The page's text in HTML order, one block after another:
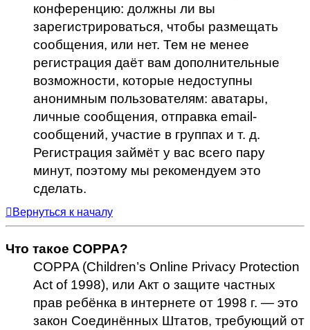
конференцию: должны ли вы
зарегистрироваться, чтобы размещать
сообщения, или нет. Тем не менее
регистрация даёт вам дополнительные
возможности, которые недоступны
анонимным пользователям: аватары,
личные сообщения, отправка email-
сообщений, участие в группах и т. д.
Регистрация займёт у вас всего пару
минут, поэтому мы рекомендуем это
сделать.
Вернуться к началу
Что такое COPPA?
COPPA (Children’s Online Privacy Protection
Act of 1998), или Акт о защите частных
прав ребёнка в интернете от 1998 г. — это
закон Соединённых Штатов, требующий от